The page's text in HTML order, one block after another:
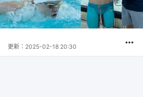
更新： 2025-02-18 20:30